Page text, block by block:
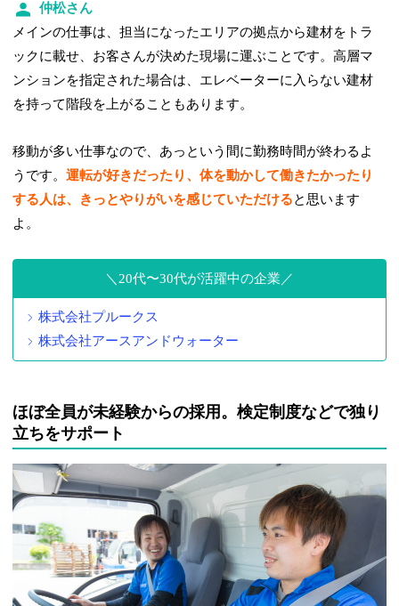
仲松さん
メインの仕事は、担当になったエリアの拠点から建材をトラ
ックに載せ、お客さんが決めた現場に運ぶことです。高層マ
ンションを指定された場合は、エレベーターに入らない建材
を持って階段を上がることもあります。
移動が多い仕事なので、あっという間に勤務時間が終わるよ
うです。運転が好きだったり、体を動かして働きたかったり
する人は、きっとやりがいを感じていただけると思います
よ。
20代〜30代が活躍中の企業
株式会社プルークス
株式会社アースアンドウォーター
ほぼ全員が未経験からの採用。検定制度などで独り
立ちをサポート